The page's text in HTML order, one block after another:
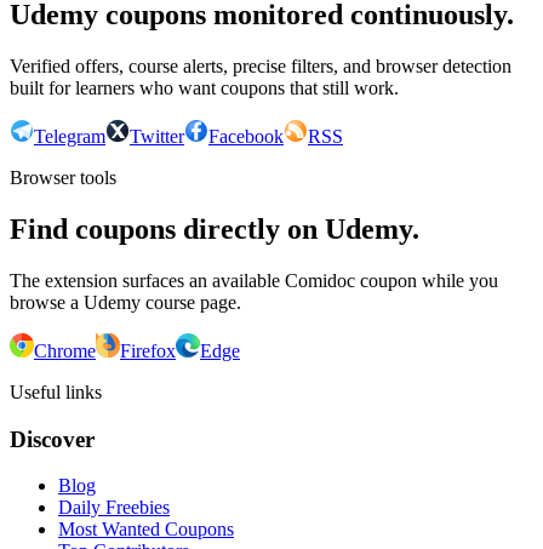
Udemy coupons monitored continuously.
Verified offers, course alerts, precise filters, and browser detection
built for learners who want coupons that still work.
Telegram Twitter Facebook
RSS
Browser tools
Find coupons directly on Udemy.
The extension surfaces an available Comidoc coupon while you
browse a Udemy course page.
Chrome Firefox
Edge
Useful links
Discover
Blog
Daily Freebies
Most Wanted Coupons